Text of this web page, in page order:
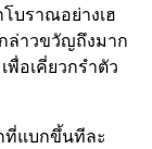
บราณอย่างเฮ
ล่าวขวัญถึงมาก
อเคี่ยวกรำตัว
ที่แบกขึ้นทีละ